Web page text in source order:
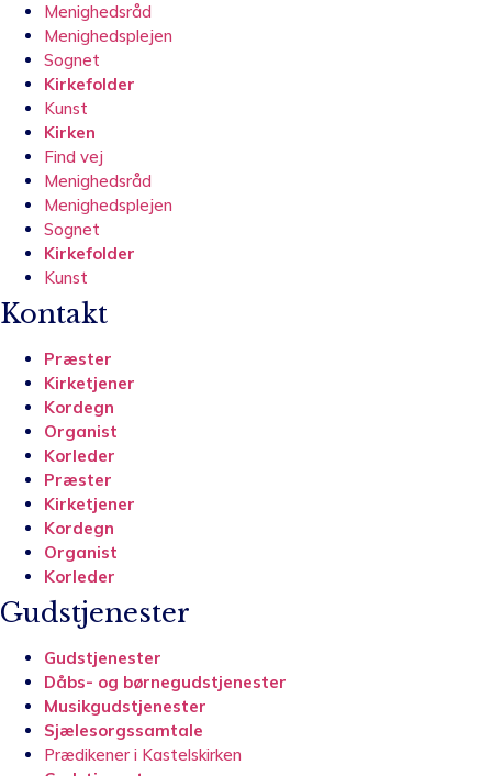
Menighedsråd
Menighedsplejen
Sognet
Kirkefolder
Kunst
Kirken
Find vej
Menighedsråd
Menighedsplejen
Sognet
Kirkefolder
Kunst
Kontakt
Præster
Kirketjener
Kordegn
Organist
Korleder
Præster
Kirketjener
Kordegn
Organist
Korleder
Gudstjenester
Gudstjenester
Dåbs- og børnegudstjenester
Musikgudstjenester
Sjælesorgssamtale
Prædikener i Kastelskirken